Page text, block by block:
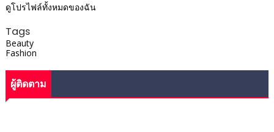
ดูโปรไฟล์ทั้งหมดของฉัน
Tags
Beauty
Fashion
ผู้ติดตาม